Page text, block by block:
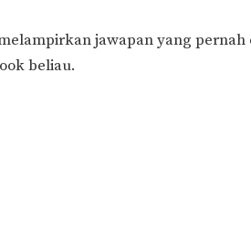
jawapan yang pernah
beliau.